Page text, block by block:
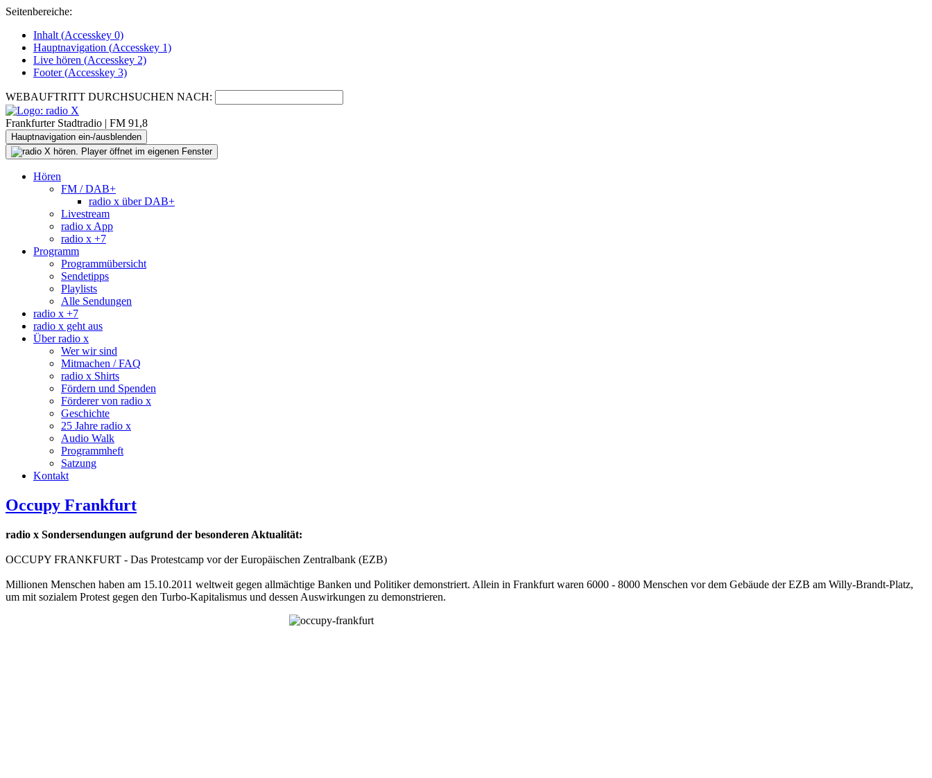
Seitenbereiche:
Inhalt (Accesskey 0)
Hauptnavigation (Accesskey 1)
Live hören (Accesskey 2)
Footer(Accesskey 3)
WEBAUFTRITT DURCHSUCHEN NACH:
Frankfurter Stadtradio | FM 91,8
Hauptnavigation ein-/ausblenden
Hören
FM / DAB+
radio x über DAB+
Livestream
radio x App
radio x +7
Programm
Programmübersicht
Sendetipps
Playlists
Alle Sendungen
radio x +7
radio x geht aus
Über radio x
Wer wir sind
Mitmachen / FAQ
radio x Shirts
Fördern und Spenden
Förderer von radio x
Geschichte
25 Jahre radio x
Audio Walk
Programmheft
Satzung
Kontakt
Occupy Frankfurt
radio x Sondersendungen aufgrund der besonderen Aktualität:
OCCUPY FRANKFURT - Das Protestcamp vor der Europäischen Zentralbank (EZB)
Millionen Menschen haben am 15.10.2011 weltweit gegen allmächtige Banken und Politiker demonstriert. Allein in Frankfurt waren 6000 - 8000 Menschen vor dem Gebäude der EZB am Willy-Brandt-Platz,
um mit sozialem Protest gegen den Turbo-Kapitalismus und dessen Auswirkungen zu demonstrieren.